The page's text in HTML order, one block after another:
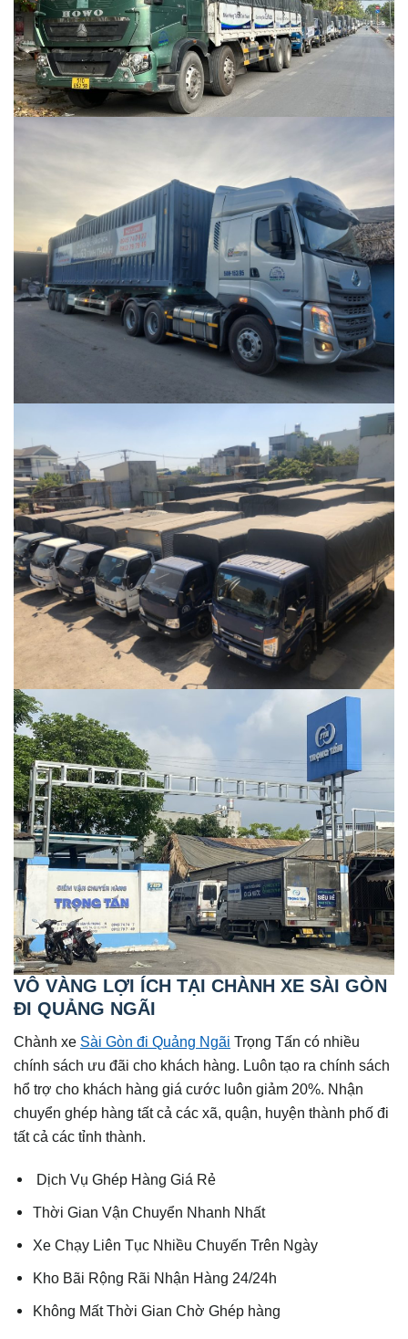
VÔ VÀNG LỢI ÍCH TẠI CHÀNH XE SÀI GÒN
ĐI QUẢNG NGÃI
Chành xe Sài Gòn đi Quảng Ngãi Trọng Tấn có nhiều
chính sách ưu đãi cho khách hàng. Luôn tạo ra chính sách
hổ trợ cho khách hàng giá cước luôn giảm 20%. Nhận
chuyển ghép hàng tất cả các xã, quận, huyện thành phố đi
tất cả các tỉnh thành.
Dịch Vụ Ghép Hàng Giá Rẻ
Thời Gian Vận Chuyển Nhanh Nhất
Xe Chạy Liên Tục Nhiều Chuyến Trên Ngày
Kho Bãi Rộng Rãi Nhận Hàng 24/24h
Không Mất Thời Gian Chờ Ghép hàng